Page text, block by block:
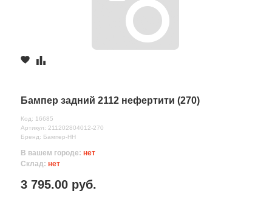
Бампер задний 2112 нефертити (270)
Код: 16685
Артикул: 211202804012-270
Бренд: Бампер-НН
В вашем городе: нет
Склад: нет
3 795.00 руб.